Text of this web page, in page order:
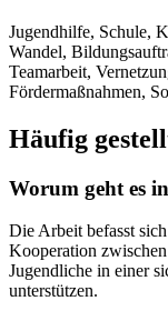
Jugendhilfe, Schule,
Wandel,
Teamarbeit,
Fördermaßnahmen,
Häufig
Worum geht es
Die Arbeit befasst
Kooperation
Jugendliche in einer
unterstützen.